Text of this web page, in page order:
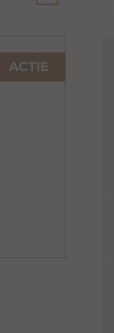
ACTIE